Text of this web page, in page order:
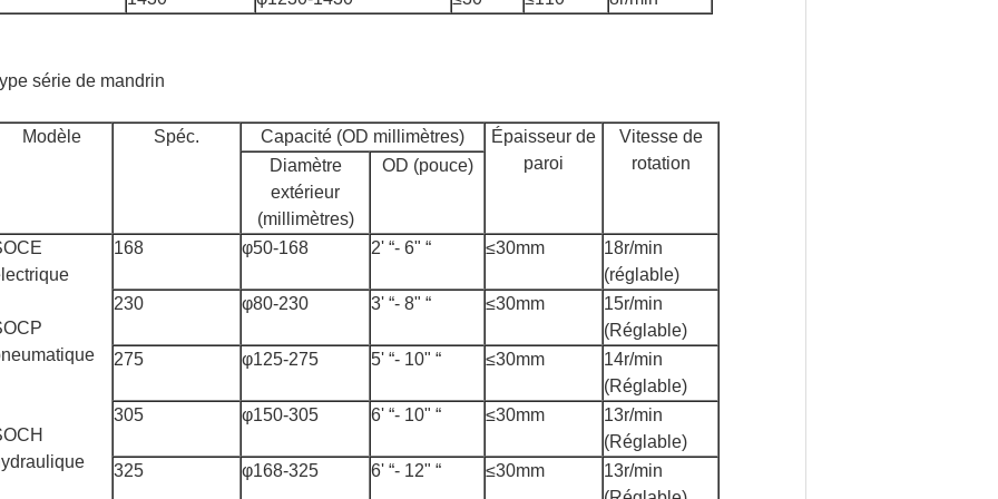
série de mandrin
Modèle Spéc. Capacité (OD millimètres)
Épaisseur de
paroi
Vitesse de
rotation
Diamètre
extérieur
(millimètres)
OD (pouce)
168 φ50-168 2' “- 6" “ ≤30mm
18r/min
(réglable)
230
φ80-230 3' “- 8" “ ≤30mm
15r/min
(Réglable)
275
φ125-275 5' “- 10" “ ≤30mm
14r/min
(Réglable)
305
φ150-305 6' “- 10" “ ≤30mm
13r/min
(Réglable)
325
φ168-325 6' “- 12" “ ≤30mm
13r/min